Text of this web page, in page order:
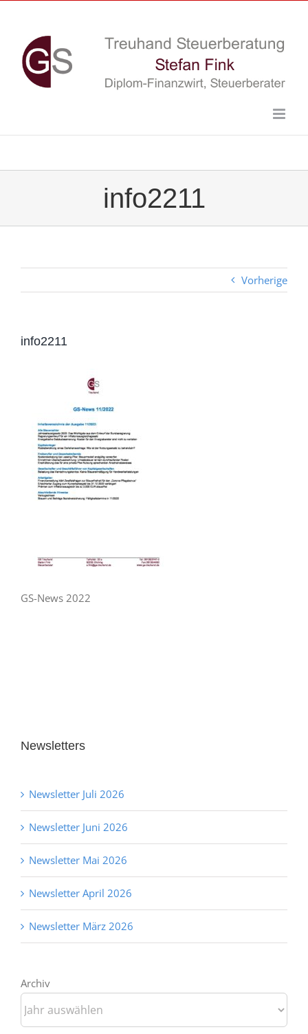
content
info2211
Vorherige
info2211
GS-News 2022
Newsletters
Newsletter Juli 2026
Newsletter Juni 2026
Newsletter Mai 2026
Newsletter April 2026
Newsletter März 2026
Archiv